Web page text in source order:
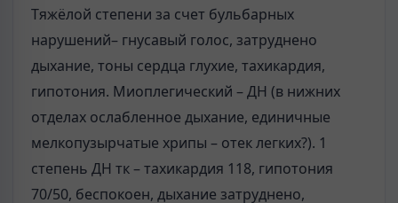
Тяжёлой степени за счет бульбарных
нарушений– гнусавый голос, затруднено
дыхание, тоны сердца глухие, тахикардия,
гипотония. Миоплегический – ДН (в нижних
отделах ослабленное дыхание, единичные
мелкопузырчатые хрипы – отек легких?). 1
степень ДН тк – тахикардия 118, гипотония
70/50, беспокоен, дыхание затруднено,